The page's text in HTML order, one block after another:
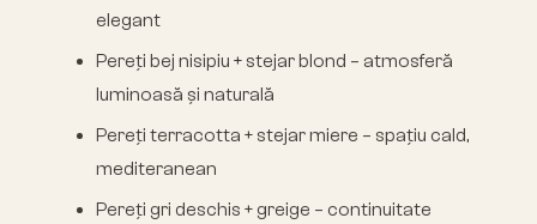
elegant
Pereți bej nisipiu + stejar blond – atmosferă
luminoasă și naturală
Pereți terracotta + stejar miere – spațiu cald,
mediteranean
Pereți gri deschis + greige – continuitate